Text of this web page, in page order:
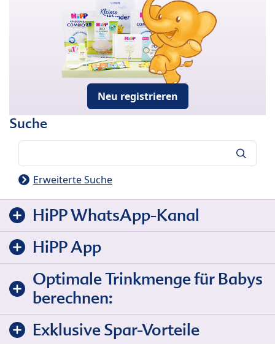
Neu registrieren
Suche
Erweiterte Suche
HiPP WhatsApp-Kanal
HiPP App
Optimale Trinkmenge für Babys
berechnen:
Exklusive Spar-Vorteile